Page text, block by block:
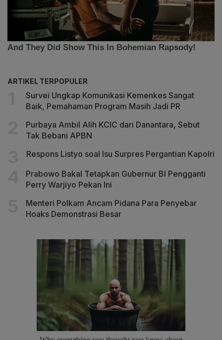
ARTIKEL TERPOPULER
Survei Ungkap Komunikasi Kemenkes Sangat
Baik, Pemahaman Program Masih Jadi PR
Purbaya Ambil Alih KCIC dari Danantara, Sebut
Tak Bebani APBN
Respons Listyo soal Isu Surpres Pergantian Kapolri
Prabowo Bakal Tetapkan Gubernur BI Pengganti
Perry Warjiyo Pekan Ini
Menteri Polkam Ancam Pidana Para Penyebar
Hoaks Demonstrasi Besar